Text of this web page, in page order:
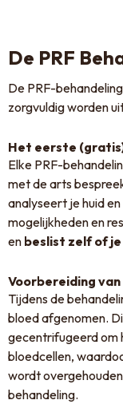
De PRF
De PRF-
zorgvuldig worden
Het eerste
Elke PRF-
met de arts
analyseert je huid
mogelijkheden en
en beslist zelf of
Voorbereiding
Tijdens de
bloed afgenomen.
gecentrifugeerd om
bloedcellen,
wordt
behandeling.